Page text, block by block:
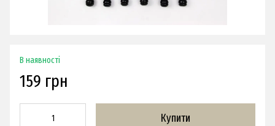
В наявності
159 грн
Купити